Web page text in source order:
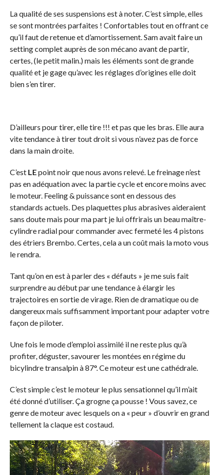
La qualité de ses suspensions est à noter. C’est simple, elles
se sont montrées parfaites ! Confortables tout en offrant ce
qu’il faut de retenue et d’amortissement. Sam avait faire un
setting complet auprès de son mécano avant de partir,
certes, (le petit malin.) mais les éléments sont de grande
qualité et je gage qu’avec les réglages d’origines elle doit
bien s’en tirer.
D’ailleurs pour tirer, elle tire !!! et pas que les bras. Elle aura
vite tendance à tirer tout droit si vous n’avez pas de force
dans la main droite.
C’est LEpoint noir que nous avons relevé. Le freinage n’est
pas en adéquation avec la partie cycle et encore moins avec
le moteur. Feeling & puissance sont en dessous des
standards actuels. Des plaquettes plus abrasives aideraient
sans doute mais pour ma part je lui offrirais un beau maître-
cylindre radial pour commander avec fermeté les 4 pistons
des étriers Brembo. Certes, cela a un coût mais la moto vous
le rendra.
Tant qu’on en est à parler des « défauts » je me suis fait
surprendre au début par une tendance à élargir les
trajectoires en sortie de virage. Rien de dramatique ou de
dangereux mais suffisamment important pour adapter votre
façon de piloter.
Une fois le mode d’emploi assimilé il ne reste plus qu’à
profiter, déguster, savourer les montées en régime du
bicylindre transalpin à 87°. Ce moteur est une cathédrale.
C’est simple c’est le moteur le plus sensationnel qu’il m’ait
été donné d’utiliser. Ça grogne ça pousse ! Vous savez, ce
genre de moteur avec lesquels on a « peur » d’ouvrir en grand
tellement la claque est costaud.
Lecteur
vidéo